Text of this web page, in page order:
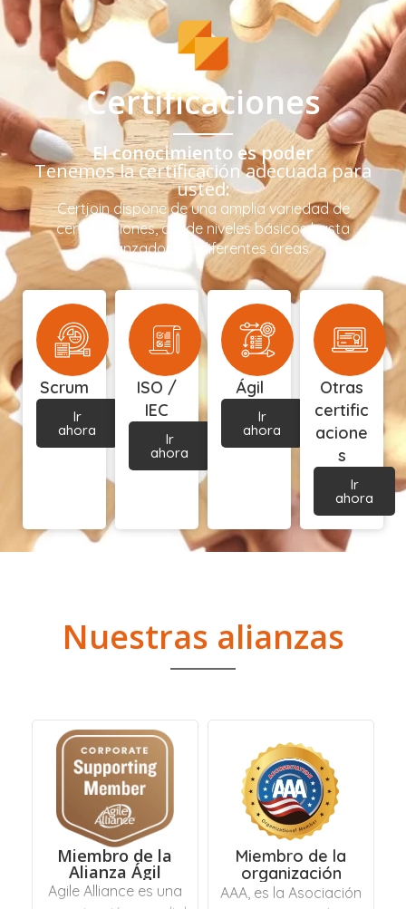
Certificaciones
El conocimiento es poder
Tenemos la certificación adecuada para
usted:
Certjoin dispone de una amplia variedad de
certificaciones, desde niveles básicos hasta
avanzados, en diferentes áreas
Scrum
Ir
ahora
ISO /
IEC
Ir
ahora
Ágil
Ir
ahora
Otras
certific
acione
s
Ir
ahora
Nuestras alianzas
Miembro de la
Alianza Ágil
Agile Alliance es una
Miembro de la
organización
AAA, es la Asociación